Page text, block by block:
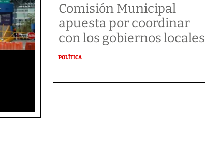
Comisión Municipal
apuesta por coordinar
con los gobiernos locales
POLÍTICA